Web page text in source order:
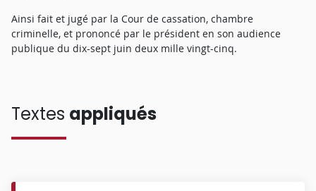
Ainsi fait et jugé par la Cour de cassation, chambre
criminelle, et prononcé par le président en son audience
publique du dix-sept juin deux mille vingt-cinq.
Textes appliqués